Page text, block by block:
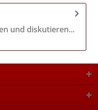
und diskutieren...